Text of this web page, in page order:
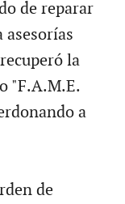
de reparar
asesorías
la
"F.A.M.E.
a
de